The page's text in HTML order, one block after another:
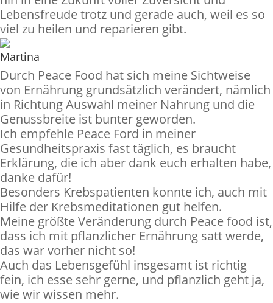
Lebensfreude trotz und gerade auch, weil es so
viel zu heilen und reparieren gibt.
Martina
Durch Peace Food hat sich meine Sichtweise
von Ernährung grundsätzlich verändert, nämlich
in Richtung Auswahl meiner Nahrung und die
Genussbreite ist bunter geworden.
Ich empfehle Peace Ford in meiner
Gesundheitspraxis fast täglich, es braucht
Erklärung, die ich aber dank euch erhalten habe,
danke dafür!
Besonders Krebspatienten konnte ich, auch mit
Hilfe der Krebsmeditationen gut helfen.
Meine größte Veränderung durch Peace food ist,
dass ich mit pflanzlicher Ernährung satt werde,
das war vorher nicht so!
Auch das Lebensgefühl insgesamt ist richtig
fein, ich esse sehr gerne, und pflanzlich geht ja,
wie wir wissen mehr.